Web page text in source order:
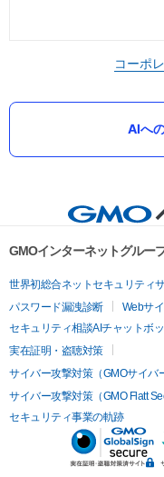
コーポ
AIへ
GMOインターネットグルー
世界初総合ネットセキュリティ
パスワード漏洩診断
Webサ
セキュリティ相談AIチャットボッ
実在証明・盗聴対策
サイバー攻撃対策（GMOサイバ
サイバー攻撃対策（GMO Flatt
セキュリティ事業の軌跡